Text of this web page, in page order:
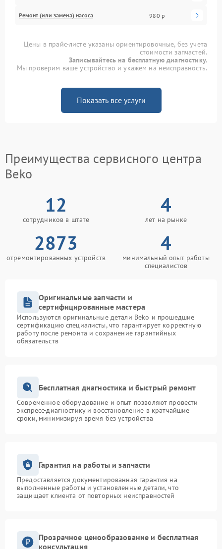
Ремонт (или замена) насоса 980 р
Цены в прайс-листе указаны ориентировочные, без учета
стоимости запчастей.
Записывайтесь на бесплатную диагностику.
Мы проверим ваше устройство и укажем на неисправность.
Показать все услуги
Преимущества сервисного центра
Beko
12
сотрудников в штате
4
лет на рынке
2873
отремонтированных устройств
4
минимальный опыт работы
специалистов
Оригинальные запчасти и
сертифицированные мастера
Используются оригинальные детали Beko и прошедшие
сертификацию специалисты, что гарантирует корректную
работу после ремонта и сохранение гарантийных
обязательств
Бесплатная диагностика и быстрый ремонт
Современное оборудование и опыт позволяют провести
экспресс-диагностику и восстановление в кратчайшие
сроки, минимизируя время без устройства
Гарантия на работы и запчасти
Предоставляется документированная гарантия на
выполненные работы и установленные детали, что
защищает клиента от повторных неисправностей
Прозрачное ценообразование и бесплатная
консультация